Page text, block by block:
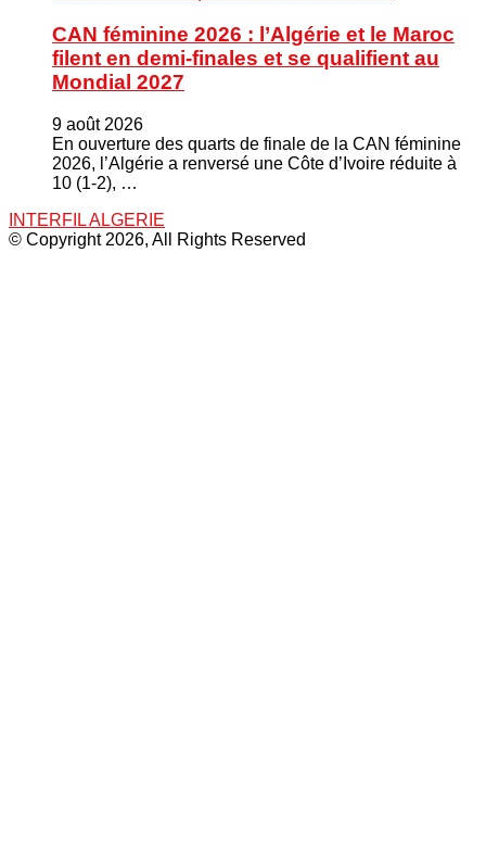
CAN féminine 2026 : l’Algérie et le Maroc
filent en demi-finales et se qualifient au
Mondial 2027
9 août 2026
En ouverture des quarts de finale de la CAN féminine
2026, l’Algérie a renversé une Côte d’Ivoire réduite à
10 (1-2), …
INTERFIL ALGERIE
© Copyright 2026, All Rights Reserved